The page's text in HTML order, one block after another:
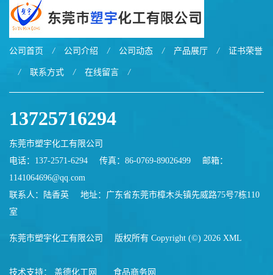
公司首页 / 公司介绍 / 公司动态 / 产品展厅 / 证书荣誉
/ 联系方式 / 在线留言 /
13725716294
东莞市塑宇化工有限公司
电话：137-2571-6294
传真：86-0769-89026499
邮箱：
1141064696@qq.com
联系人：陆香英
地址：广东省东莞市樟木头镇先威路75号7栋110
室
东莞市塑宇化工有限公司 版权所有 Copyright (©) 2026 XML
技术支持： 盖德化工网 食品商务网